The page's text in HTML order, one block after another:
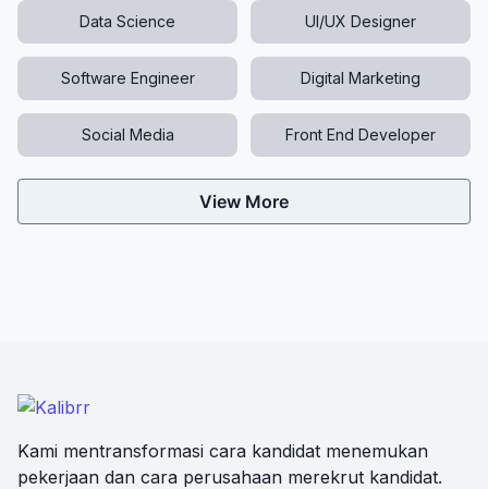
Data Science UI/UX Designer
Software Engineer Digital Marketing
Social Media Front End Developer
View More
Kami mentransformasi cara kandidat menemukan
pekerjaan dan cara perusahaan merekrut kandidat.